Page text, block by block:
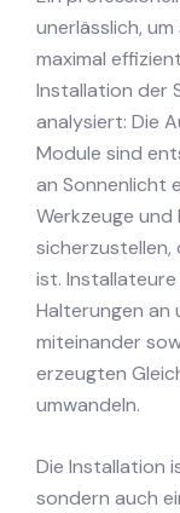
unerlässlich,
maximal
Installation der
analysiert: Die
Module sind
an Sonnenlicht
Werkzeuge und
ist.
Halterungen an
miteinander
erzeugten
umwandeln.
Die Installation
sondern auch